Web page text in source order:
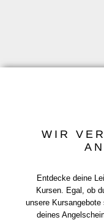
WIR
Entdecke deine
Kursen. Egal, ob
unsere
deines